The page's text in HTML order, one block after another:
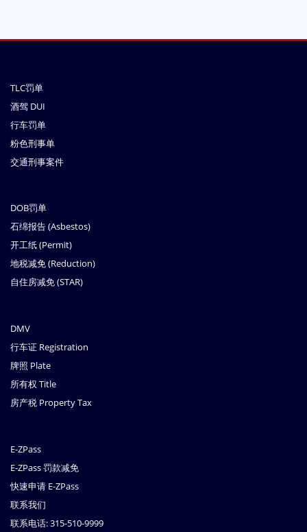
TLC罚单
酒驾 DUI
行车罚单
粉色刑事单
交通刑事案件
DOB罚单
石绵报告 (Asbestos)
开工纸 (Permit)
地税减免 (Reduction)
自住房减免 (STAR)
DMV
行车证 Registration
牌照 Plate
所有权 Title
房产税 Property Tax
E-ZPass
E-ZPass 罚款减免
快速申请 E-ZPass
联系我们
联系电话: 315-510-9999